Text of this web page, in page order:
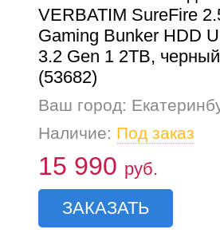
VERBATIM SureFire
Gaming Bunker HDD
3.2 Gen 1 2TB, черный
(53682)
Ваш город:
Наличие: Под заказ
15 990 руб.
ЗАКАЗАТЬ